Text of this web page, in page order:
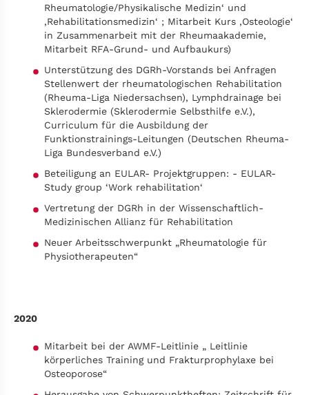
Rheumatologie/Physikalische Medizin‘ und
‚Rehabilitationsmedizin‘ ; Mitarbeit Kurs ‚Osteologie‘
in Zusammenarbeit mit der Rheumaakademie,
Mitarbeit RFA-Grund- und Aufbaukurs)
Unterstützung des DGRh-Vorstands bei Anfragen
Stellenwert der rheumatologischen Rehabilitation
(Rheuma-Liga Niedersachsen), Lymphdrainage bei
Sklerodermie (Sklerodermie Selbsthilfe e.V.),
Curriculum für die Ausbildung der
Funktionstrainings-Leitungen (Deutschen Rheuma-
Liga Bundesverband e.V.)
Beteiligung an EULAR- Projektgruppen: - EULAR-
Study group ‘Work rehabilitation‘
Vertretung der DGRh in der Wissenschaftlich-
Medizinischen Allianz für Rehabilitation
Neuer Arbeitsschwerpunkt „Rheumatologie für
Physiotherapeuten“
2020
Mitarbeit bei der AWMF-Leitlinie „ Leitlinie
körperliches Training und Frakturprophylaxe bei
Osteoporose“